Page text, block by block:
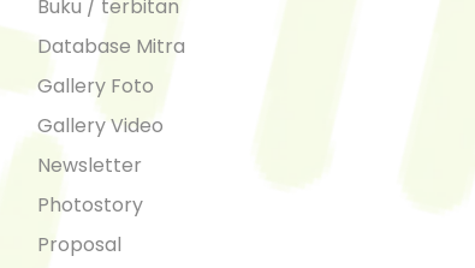
Buku / terbitan
Database Mitra
Gallery Foto
Gallery Video
Newsletter
Photostory
Proposal